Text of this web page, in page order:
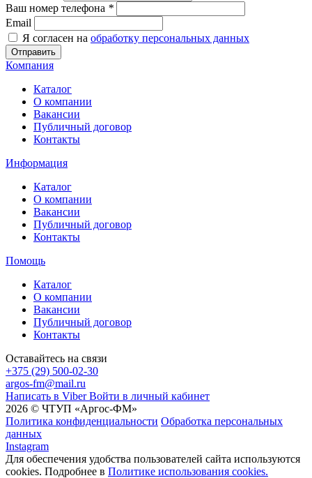
Ваш номер телефона *
Email
Я согласен на обработку персональных данных
Отправить
Компания
Каталог
О компании
Вакансии
Публичный договор
Контакты
Информация
Каталог
О компании
Вакансии
Публичный договор
Контакты
Помощь
Каталог
О компании
Вакансии
Публичный договор
Контакты
Оставайтесь на связи
+375 (29) 500-02-30
argos-fm@mail.ru
Написать в Viber Войти в личный кабинет
2026 © ЧТУП «Аргос-ФМ»
Политика конфиденциальности Обработка персональных
данных
Instagram
Для обеспечения удобства пользователей сайта используются
cookies. Подробнее в Политике использования cookies.